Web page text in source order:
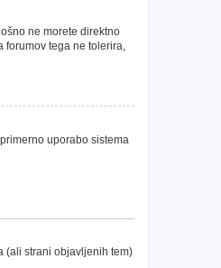
ne morete direktno
forumov tega ne tolerira,
uporabo sistema
(ali strani objavljenih tem)